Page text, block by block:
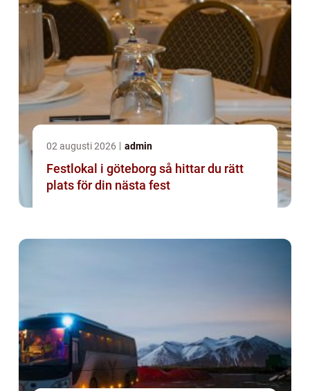
02 augusti 2026 admin
Festlokal i göteborg så hittar du rätt
plats för din nästa fest